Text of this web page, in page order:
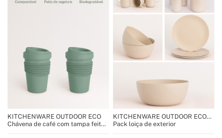
KITCHENWARE OUTDOOR ECO
Chávena de café com tampa feita
KITCHENWARE OUTDOOR ECO
COLLECTION
Pack loiça de exterior